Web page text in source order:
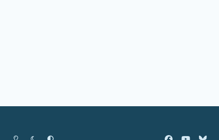
Heldere modus
Donkere modus
Systeemvoorkeur
b